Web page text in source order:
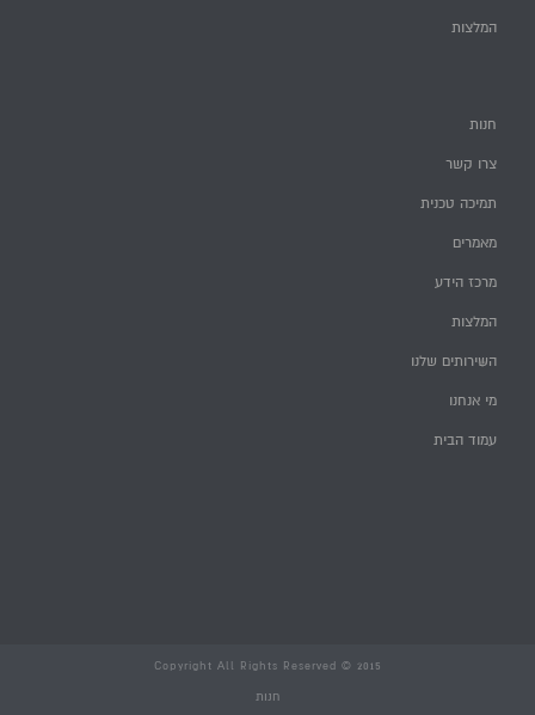
המלצות
חנות
צרו קשר
תמיכה טכנית
מאמרים
מרכז הידע
המלצות
השירותים שלנו
מי אנחנו
עמוד הבית
Copyright All Rights Reserved © 2015
חנות